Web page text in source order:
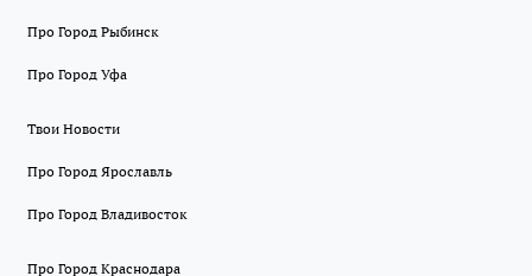
Про Город Рыбинск
Про Город Уфа
Твои Новости
Про Город Ярославль
Про Город Владивосток
Про Город Краснодара